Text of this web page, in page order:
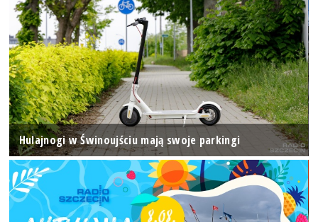
Hulajnogi w Świnoujściu mają swoje parkingi